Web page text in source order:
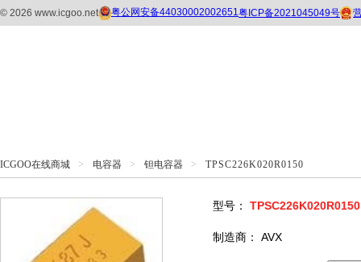
ICGOO在线商城 > 电容器 > 钽电容器 > TPSC226K020R0150
型号： TPSC226K020R0150
制造商： AVX